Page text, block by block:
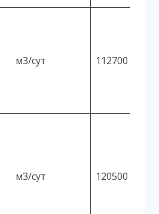
м3/сут 112700
м3/сут 120500